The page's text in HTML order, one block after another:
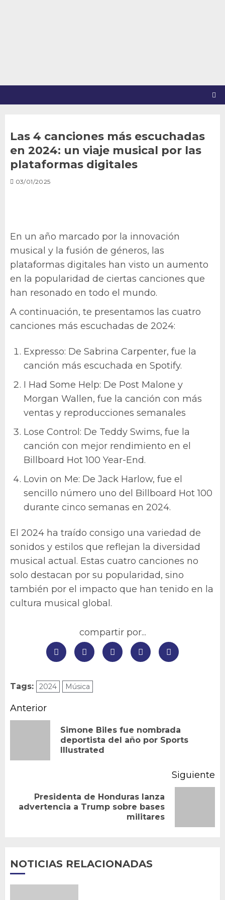
Las 4 canciones más escuchadas
en 2024: un viaje musical por las
plataformas digitales
03/01/2025
En un año marcado por la innovación
musical y la fusión de géneros, las
plataformas digitales han visto un aumento
en la popularidad de ciertas canciones que
han resonado en todo el mundo.
A continuación, te presentamos las cuatro
canciones más escuchadas de 2024:
Expresso: De Sabrina Carpenter, fue la
canción más escuchada en Spotify.
I Had Some Help: De Post Malone y
Morgan Wallen, fue la canción con más
ventas y reproducciones semanales
Lose Control: De Teddy Swims, fue la
canción con mejor rendimiento en el
Billboard Hot 100 Year-End.
Lovin on Me: De Jack Harlow, fue el
sencillo número uno del Billboard Hot 100
durante cinco semanas en 2024.
El 2024 ha traído consigo una variedad de
sonidos y estilos que reflejan la diversidad
musical actual. Estas cuatro canciones no
solo destacan por su popularidad, sino
también por el impacto que han tenido en la
cultura musical global.
compartir por...
Tags: 2024 Música
Navegación
entradas
Anterior
Simone Biles fue nombrada
deportista del año por Sports
Illustrated
Siguiente
Siguiente
Presidenta de Honduras lanza
advertencia a Trump sobre bases
militares
NOTICIAS RELACIONADAS